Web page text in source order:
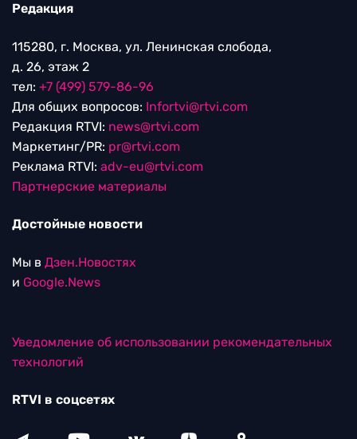
Редакция
115280, г. Москва, ул. Ленинская слобода,
д. 26, этаж 2
тел: +7 (499) 579-86-96
Для общих вопросов: Infortvi@rtvi.com
Редакция RTVI: news@rtvi.com
Маркетинг/PR: pr@rtvi.com
Реклама RTVI: adv-eu@rtvi.com
Партнерские материалы
Достойные новости
Мы в Дзен.Новостях
и Google.News
Уведомление об использовании рекомендательных
технологий
RTVI в соцсетях